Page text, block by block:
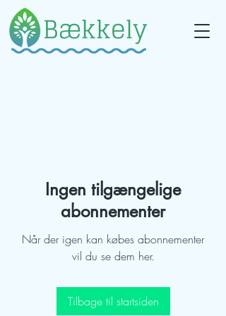
Ingen tilgængelige
abonnementer
Når der igen kan købes abonnementer
vil du se dem her.
Tilbage til startsiden